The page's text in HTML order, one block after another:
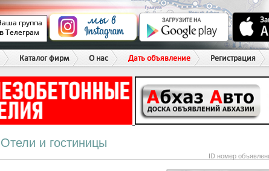
Каталог фирм О нас Дать объявление Регистрация
Отели и гостиницы
ID номер